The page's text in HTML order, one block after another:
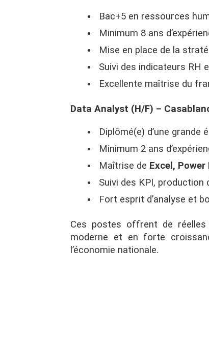
Bac+5 en ressources
Minimum 8 ans
Mise en place de la
Suivi des indicateurs RH
Excellente maîtrise du
Data Analyst (H/F) –
Diplômé(e) d’une
Minimum 2 ans
Maîtrise de Excel, Power
Suivi des KPI,
Fort esprit d’analyse et
Ces postes offrent de réelles
moderne et en forte
l’économie nationale.